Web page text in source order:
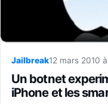
Jailbreak12 mars 2010
Un botnet
iPhone et les